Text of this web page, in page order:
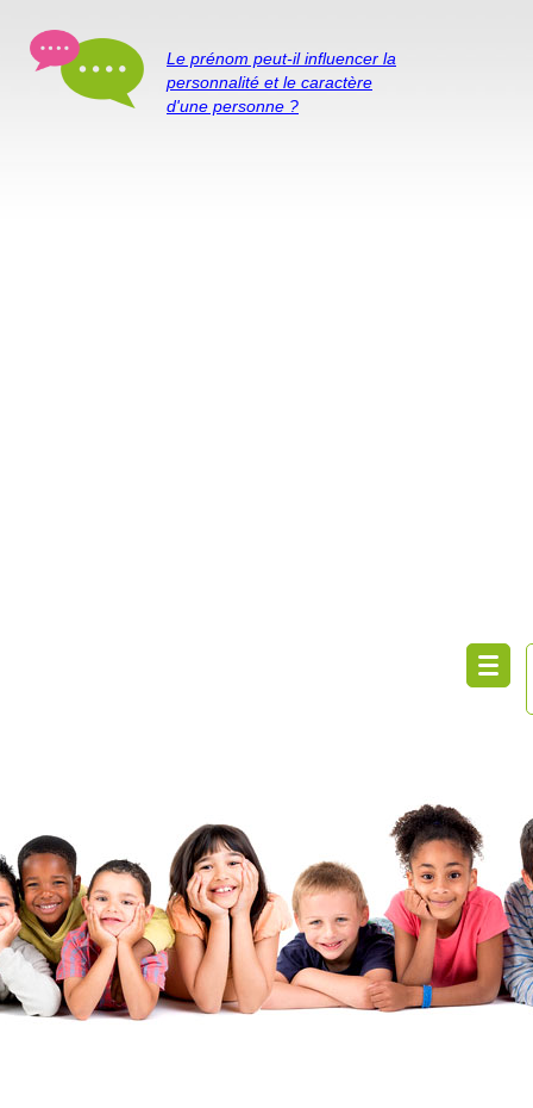
Le prénom peut-il influencer la
personnalité et le caractère
d'une personne ?